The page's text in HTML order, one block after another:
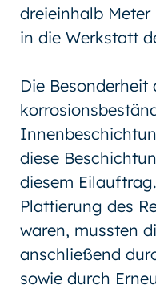
dreieinhalb
in die Werkstatt
Die
diese
diesem
Plattierung des
waren, mussten
anschließend
sowie durch